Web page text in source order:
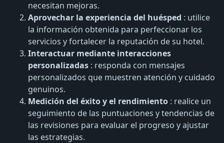
necesitan mejoras.
Aprovechar la experiencia del huésped : utilice
la información obtenida para perfeccionar los
servicios y fortalecer la reputación de su hotel.
Interactuar mediante interacciones
personalizadas : responda con mensajes
personalizados que muestren atención y cuidado
genuinos.
Medición del éxito y el rendimiento : realice un
seguimiento de las puntuaciones y tendencias de
las revisiones para evaluar el progreso y ajustar
las estrategias.